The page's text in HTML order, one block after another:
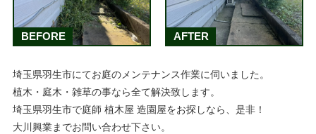
BEFORE AFTER
埼玉県羽生市にてお庭のメンテナンス作業に伺いました。
植木・庭木・雑草の事なら全て解決致します。
埼玉県羽生市で庭師 植木屋 造園屋をお探しなら、是非！
大川興業までお問い合わせ下さい。